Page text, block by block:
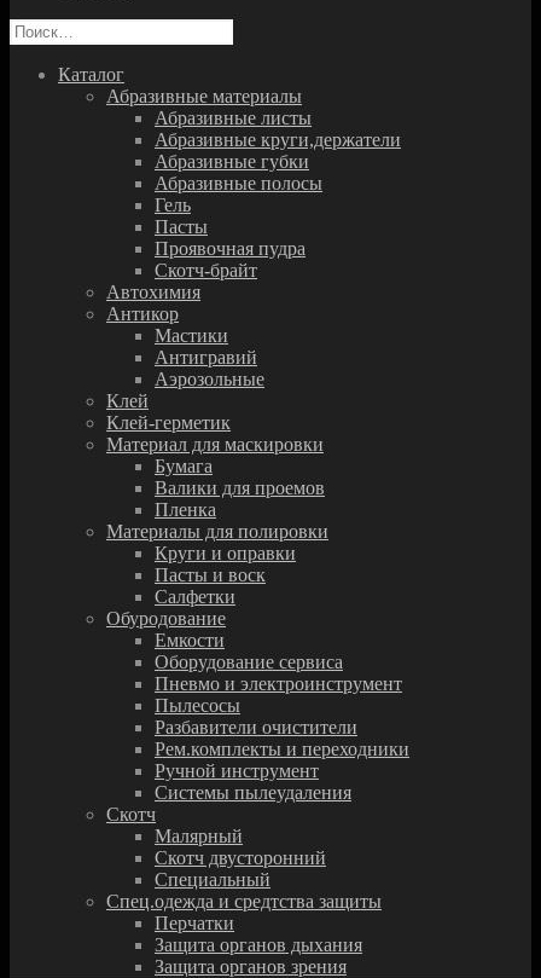
Найти:
Каталог
Абразивные материалы
Абразивные листы
Абразивные круги,держатели
Абразивные губки
Абразивные полосы
Гель
Пасты
Проявочная пудра
Скотч-брайт
Автохимия
Антикор
Мастики
Антигравий
Аэрозольные
Клей
Клей-герметик
Материал для маскировки
Бумага
Валики для проемов
Пленка
Материалы для полировки
Круги и оправки
Пасты и воск
Салфетки
Обуродование
Емкости
Оборудование сервиса
Пневмо и электроинструмент
Пылесосы
Разбавители очистители
Рем.комплекты и переходники
Ручной инструмент
Системы пылеудаления
Скотч
Малярный
Скотч двусторонний
Специальный
Спец.одежда и средтства защиты
Перчатки
Защита органов дыхания
Защита органов зрения